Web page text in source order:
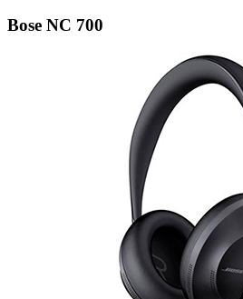
Bose NC 700